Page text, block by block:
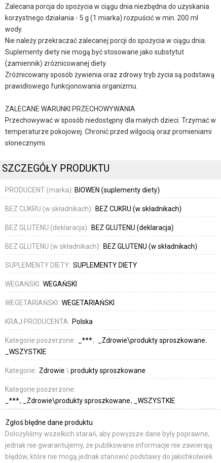
Zalecana porcja do spożycia w ciągu dnia niezbędna do uzyskania
korzystnego działania - 5 g (1 miarka) rozpuścić w min. 200 ml
wody.
Nie należy przekraczać zalecanej porcji do spożycia w ciągu dnia.
Suplementy diety nie mogą być stosowane jako substytut
(zamiennik) zróżnicowanej diety.
Zróżnicowany sposób żywienia oraz zdrowy tryb życia są podstawą
prawidłowego funkcjonowania organizmu.
ZALECANE WARUNKI PRZECHOWYWANIA
Przechowywać w sposób niedostępny dla małych dzieci. Trzymać w
temperaturze pokojowej. Chronić przed wilgocią oraz promieniami
słonecznymi.
SZCZEGÓŁY PRODUKTU
PRODUCENT (marka): BIOWEN (suplementy diety)
BEZ CUKRU (w składnikach): BEZ CUKRU (w składnikach)
BEZ GLUTENU (deklaracja): BEZ GLUTENU (deklaracja)
BEZ GLUTENU (w składnikach): BEZ GLUTENU (w składnikach)
SUPLEMENTY DIETY: SUPLEMENTY DIETY
WEGAŃSKI: WEGAŃSKI
WEGETARIAŃSKI: WEGETARIAŃSKI
KRAJ PRODUCENTA: Polska
Kategorie poszerzone: _***
_Zdrowie\produkty sproszkowane
_WSZYSTKIE
Kategorie: Zdrowie \ produkty sproszkowane
Kategorie poszerzone:
_***
_Zdrowie\produkty sproszkowane _WSZYSTKIE
Zgłoś błędne dane produktu
Dołożyliśmy wszelkich starań, aby powyższe dane były poprawne,
jednak nie gwarantujemy, że publikowane informacje nie zawierają
błędów, które nie mogą jednak stanowić podstawy do jakichkolwiek